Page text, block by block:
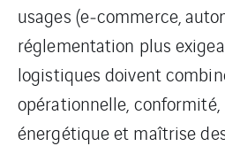
usages (e‑commerce,
réglementation plus
logistiques doivent
opérationnelle,
énergétique et maîtrise